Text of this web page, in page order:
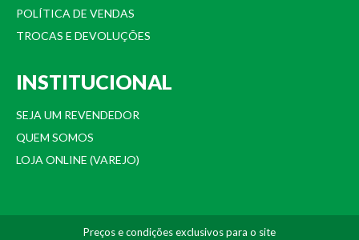
POLÍTICA DE VENDAS
TROCAS E DEVOLUÇÕES
INSTITUCIONAL
SEJA UM REVENDEDOR
QUEM SOMOS
LOJA ONLINE (VAREJO)
Preços e condições exclusivos para o site